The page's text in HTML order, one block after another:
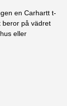
en Carhartt t-
beror på vädret
eller